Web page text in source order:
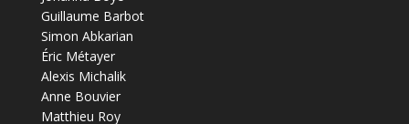
Guillaume Barbot
Simon Abkarian
Éric Métayer
Alexis Michalik
Anne Bouvier
Matthieu Roy